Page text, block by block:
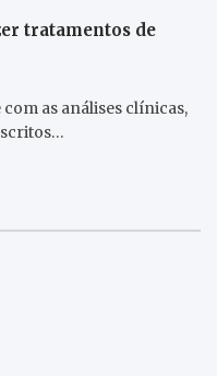
tratamentos de
as análises clínicas,